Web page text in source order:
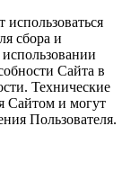
сбора и
Сайта в
Технические
Сайтом и могут
Пользователя.